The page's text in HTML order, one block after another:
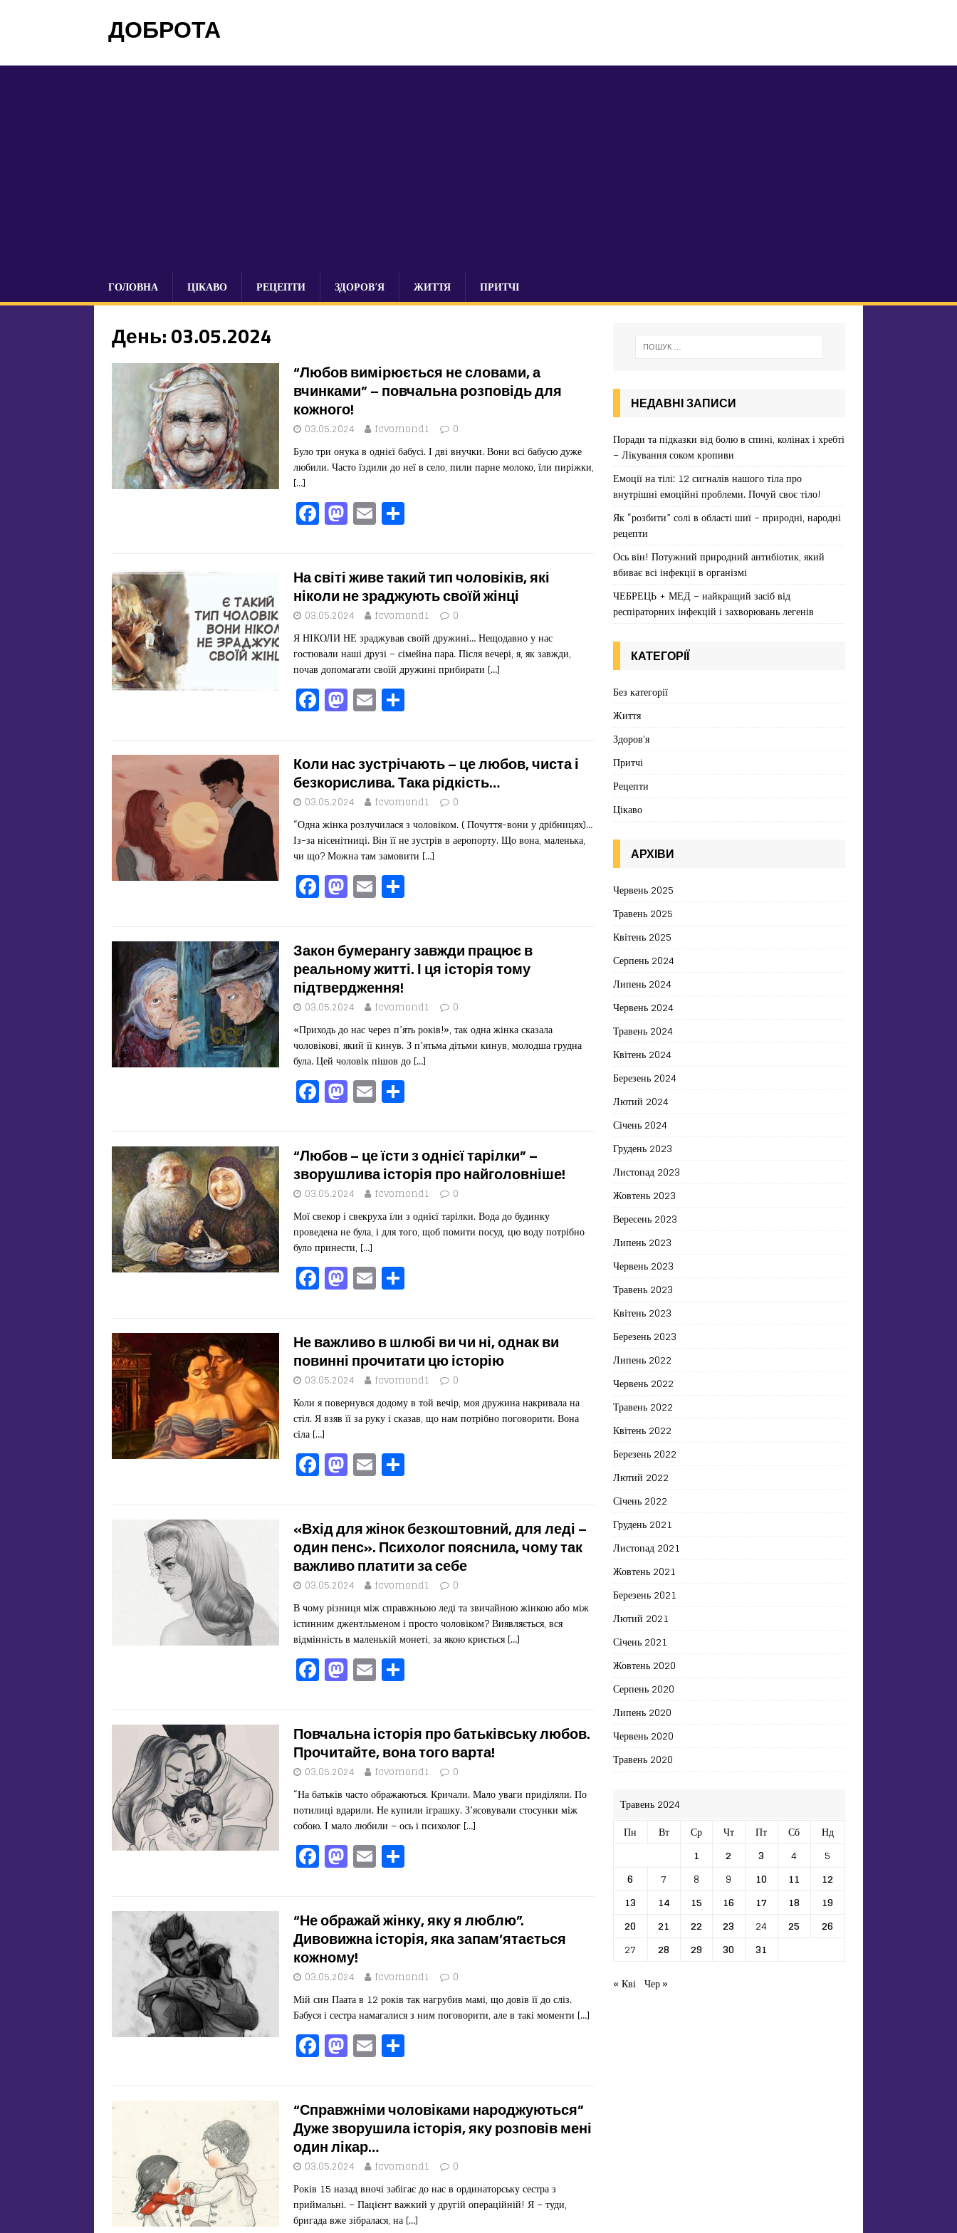
ДОБРОТА
ГОЛОВНА ЦІКАВО РЕЦЕПТИ ЗДОРОВ’Я ЖИТТЯ ПРИТЧІ
День:03.05.2024
“Любов вимірюється не словами, а
вчинками” – повчальна розповідь для
кожного!
03.05.2024 fcvomond1 0
Було три онука в однієї бабусі. І дві внучки. Вони всі бабусю дуже
любили. Часто їздили до неї в село, пили парне молоко, їли пиріжки,
[…]
F
a
e
b
o
o
k
M
a
o
d
o
n
E
m
l ит
ис
я
На світі живе такий тип чоловіків, які
ніколи не зраджують своїй жінці
03.05.2024 fcvomond1 0
Я НІКОЛИ НЕ зраджував своїй дружині… Нещодавно у нас
гостювали наші друзі – сімейна пара. Після вечері, я, як завжди,
почав допомагати своїй дружині прибирати […]
F
a
e
b
o
o
k
M
a
o
d
o
n
E
m
l ит
ис
я
Коли нас зустрічають – це любов, чиста і
безкорислива. Така рідкість…
03.05.2024 fcvomond1 0
“Одна жінка розлучилася з чоловіком. ( Почуття-вони у дрібницях)…
Із-за нісенітниці. Він її не зустрів в аеропорту. Що вона, маленька,
чи що? Можна там замовити […]
F
a
e
b
o
o
k
M
a
o
d
o
n
E
m
l ит
ис
я
Закон бумерангу завжди працює в
реальному житті. І ця історія тому
підтвердження!
03.05.2024 fcvomond1 0
«Приходь до нас через п’ять років!», так одна жінка сказала
чоловікові, який її кинув. З п’ятьма дітьми кинув, молодша грудна
була. Цей чоловік пішов до […]
F
a
e
b
o
o
k
M
a
o
d
o
n
E
m
l ит
ис
я
“Любов – це їсти з однієї тарілки” –
зворушлива історія про найголовніше!
03.05.2024 fcvomond1 0
Мої свекор і свекруха їли з однієї тарілки. Вода до будинку
проведена не була, і для того, щоб помити посуд, цю воду потрібно
було принести, […]
F
a
e
b
o
o
k
M
a
o
d
o
n
E
m
l ит
ис
я
Не важливо в шлюбі ви чи ні, однак ви
повинні прочитати цю історію
03.05.2024 fcvomond1 0
Коли я повернувся додому в той вечір, моя дружина накривала на
стіл. Я взяв її за руку і сказав, що нам потрібно поговорити. Вона
сіла […]
F
a
e
b
o
o
k
M
a
o
d
o
n
E
m
l ит
ис
я
«Вхід для жінок безкоштовний, для леді –
один пенс». Психолог пояснила, чому так
важливо платити за себе
03.05.2024 fcvomond1 0
В чому різниця між справжньою леді та звичайною жінкою або між
істинним джентльменом і просто чоловіком? Виявляється, вся
відмінність в маленькій монеті, за якою криється […]
F
a
e
b
o
o
k
M
a
o
d
o
n
E
m
l ит
ис
я
Повчальна історія про батьківську любов.
Прочитайте, вона того варта!
03.05.2024 fcvomond1 0
“На батьків часто ображаються. Кричали. Мало уваги приділяли. По
потилиці вдарили. Не купили іграшку. З’ясовували стосунки між
собою. І мало любили – ось і психолог […]
F
a
e
b
o
o
k
M
a
o
d
o
n
E
m
l ит
ис
я
“Не ображай жінку, яку я люблю”.
Дивовижна історія, яка запам’ятається
кожному!
03.05.2024 fcvomond1 0
Мій син Паата в 12 років так нагрубив мамі, що довів її до сліз.
Бабуся і сестра намагалися з ним поговорити, але в такі моменти […]
F
a
e
b
o
o
k
M
a
o
d
o
n
E
m
l ит
ис
я
“Справжніми чоловіками народжуються”
Дуже зворушила історія, яку розповів мені
один лікар…
03.05.2024 fcvomond1 0
Років 15 назад вночі забігає до нас в ординаторську сестра з
приймальні. – Пацієнт важкий у другій операційній! Я – туди,
бригада вже зібралася, на […]
НЕДАВНІ ЗАПИСИ
Поради та підказки від болю в спині, колінах і хребті
– Лікування соком кропиви
Емоції на тілі: 12 сигналів нашого тіла про
внутрішні емоційні проблеми. Почуй своє тіло!
Як “розбити” солі в області шиї – природні, народні
рецепти
Ось він! Потужний природний антибіотик, який
вбиває всі інфекції в організмі
ЧЕБРЕЦЬ + МЕД – найкращий засіб від
респіраторних інфекцій і захворювань легенів
КАТЕГОРІЇ
Без категорії
Життя
Здоров'я
Притчі
Рецепти
Цікаво
АРХІВИ
Червень 2025
Травень 2025
Квітень 2025
Серпень 2024
Липень 2024
Червень 2024
Травень 2024
Квітень 2024
Березень 2024
Лютий 2024
Січень 2024
Грудень 2023
Листопад 2023
Жовтень 2023
Вересень 2023
Липень 2023
Червень 2023
Травень 2023
Квітень 2023
Березень 2023
Липень 2022
Червень 2022
Травень 2022
Квітень 2022
Березень 2022
Лютий 2022
Січень 2022
Грудень 2021
Листопад 2021
Жовтень 2021
Березень 2021
Лютий 2021
Січень 2021
Жовтень 2020
Серпень 2020
Липень 2020
Червень 2020
Травень 2020
Травень 2024
Пн
Вт Ср Чт Пт Сб
Нд
1
2 3 4
5
6
7 8 9 10 11
12
13
14 15 16 17 18
19
20
21 22 23 24 25
26
27
28 29 30
31
« Кві Чер »